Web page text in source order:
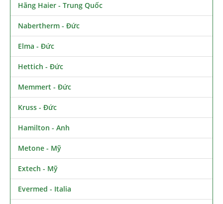
Hãng Haier - Trung Quốc
Nabertherm - Đức
Elma - Đức
Hettich - Đức
Memmert - Đức
Kruss - Đức
Hamilton - Anh
Metone - Mỹ
Extech - Mỹ
Evermed - Italia